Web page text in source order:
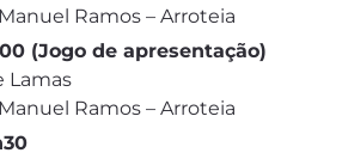
Ramos – Arroteia
(Jogo de apresentação)
Lamas
Ramos – Arroteia